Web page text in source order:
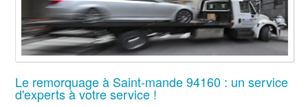
Le remorquage à Saint-mande 94160 : un service
d'experts à votre service !